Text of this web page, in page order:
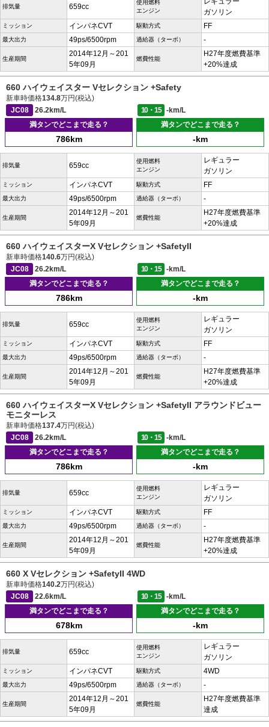
排気量 659cc
使用燃料
エンジン
ガソリン
ミッション インパネCVT 駆動方式 FF
最大出力 49ps/6500rpm 過給器（ターボ） -
生産期間
2014年12月～201
5年09月
燃費性能
H27年度燃費基準
+20%達成
660 ハイウェイスター Vセレクション +Safety
新車時価格134.8万円(税込)
JC08
26.2km/L 10・15
-km/L
満タンでどこまで走る？
786km
満タンでどこまで走る？
-km
排気量 659cc
使用燃料
エンジン
レギュラー
ガソリン
ミッション インパネCVT 駆動方式 FF
最大出力 49ps/6500rpm 過給器（ターボ） -
生産期間
2014年12月～201
5年09月
燃費性能
H27年度燃費基準
+20%達成
660 ハイウェイスターX Vセレクション +SafetyII
新車時価格140.6万円(税込)
JC08
26.2km/L 10・15
-km/L
満タンでどこまで走る？
786km
満タンでどこまで走る？
-km
排気量 659cc
使用燃料
エンジン
レギュラー
ガソリン
ミッション インパネCVT 駆動方式 FF
最大出力 49ps/6500rpm 過給器（ターボ） -
生産期間
2014年12月～201
5年09月
燃費性能
H27年度燃費基準
+20%達成
660 ハイウェイスターX Vセレクション +SafetyII アラウンドビュー
モニターレス
新車時価格137.4万円(税込)
JC08
26.2km/L 10・15
-km/L
満タンでどこまで走る？
786km
満タンでどこまで走る？
-km
排気量 659cc
使用燃料
エンジン
レギュラー
ガソリン
ミッション インパネCVT 駆動方式 FF
最大出力 49ps/6500rpm 過給器（ターボ） -
生産期間
2014年12月～201
5年09月
燃費性能
H27年度燃費基準
+20%達成
660 X Vセレクション +SafetyII 4WD
新車時価格140.2万円(税込)
JC08
22.6km/L 10・15
-km/L
満タンでどこまで走る？
678km
満タンでどこまで走る？
-km
排気量 659cc
使用燃料
エンジン
レギュラー
ガソリン
ミッション インパネCVT 駆動方式 4WD
最大出力 49ps/6500rpm 過給器（ターボ） -
生産期間
2014年12月～201
5年09月
燃費性能
H27年度燃費基準
達成